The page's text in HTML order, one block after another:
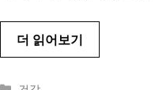
더 읽어보기